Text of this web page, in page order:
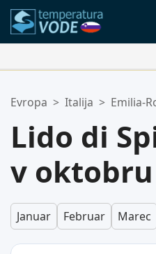
Vaš seznam priljubljenih je
Evropa > Italija > Emilia-
Lido di
v oktobru
Januar Februar Marec